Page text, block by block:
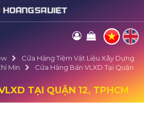
Cửa Hàng Tiệm Vật Liệu Xây Dựng
Min
Cửa Hàng Bán VLXD Tại Quận
TẠI QUẬN 12, TPHCM